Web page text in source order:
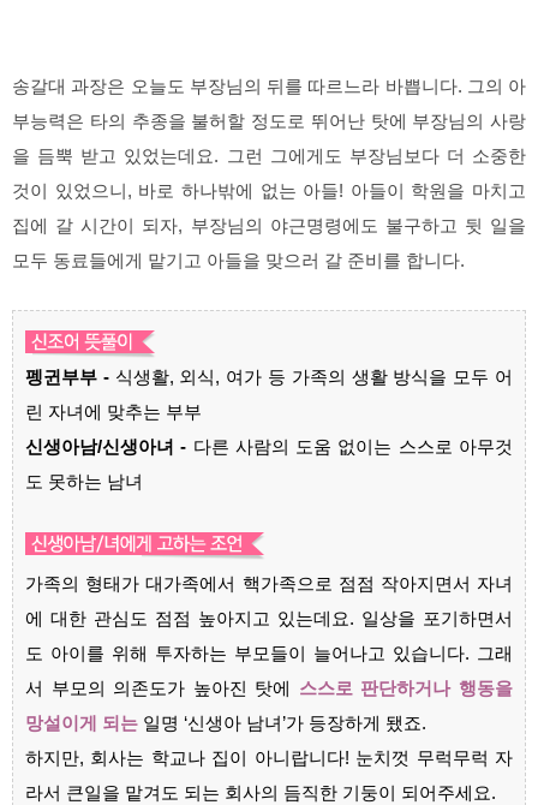
송갈대 과장은 오늘도 부장님의 뒤를 따르느라 바쁩니다. 그의 아
부능력은 타의 추종을 불허할 정도로 뛰어난 탓에 부장님의 사랑
을 듬뿍 받고 있었는데요. 그런 그에게도 부장님보다 더 소중한
것이 있었으니, 바로 하나밖에 없는 아들! 아들이 학원을 마치고
집에 갈 시간이 되자, 부장님의 야근명령에도 불구하고 뒷 일을
모두 동료들에게 맡기고 아들을 맞으러 갈 준비를 합니다.
펭귄부부 -식생활, 외식, 여가 등 가족의 생활 방식을 모두 어
린 자녀에 맞추는 부부
신생아남/신생아녀 - 다른 사람의 도움 없이는 스스로 아무것
도 못하는 남녀
가족의 형태가 대가족에서 핵가족으로 점점 작아지면서 자녀
에 대한 관심도 점점 높아지고 있는데요. 일상을 포기하면서
도 아이를 위해 투자하는 부모들이 늘어나고 있습니다. 그래
서 부모의 의존도가 높아진 탓에
스스로 판단하거나 행동을
망설이게 되는 일명 ‘신생아 남녀’가 등장하게 됐죠.
하지만, 회사는 학교나 집이 아니랍니다! 눈치껏 무럭무럭 자
라서 큰일을 맡겨도 되는 회사의 듬직한 기둥이 되어주세요.